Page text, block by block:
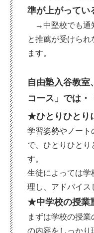
準が上がってい
→中堅校でも通
と推薦が受けら
ます。
自由塾入谷教室
コース」では・
★ひとりひとり
学習姿勢やノート
で、ひとりひとり
す。
生徒によっては学
理し、アドバイス
★中学校の授業
まずは学校の授
の内容をしっかり